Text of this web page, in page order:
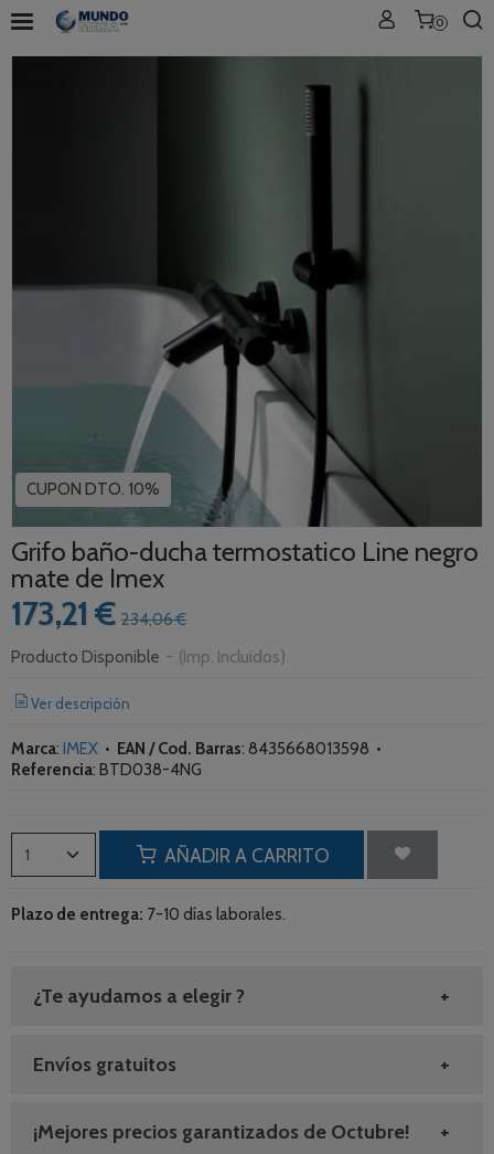
0
CUPON DTO. 10%
Grifo baño-ducha termostatico Line negro
mate de Imex
173,21 € 234,06 €
Producto Disponible - (Imp. Incluidos)
Ver descripción
Marca: IMEX • EAN / Cod. Barras: 8435668013598 •
Referencia: BTD038-4NG
AÑADIR A CARRITO
Plazo de entrega: 7-10 días laborales.
¿Te ayudamos a elegir ?
Envíos gratuitos
¡Mejores precios garantizados de Octubre!